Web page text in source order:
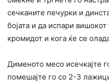
сечканите печурки и
бојата и да испари
кромидот и кога ќе се
Дименото месо исечкајте
помешајте го со 2-3